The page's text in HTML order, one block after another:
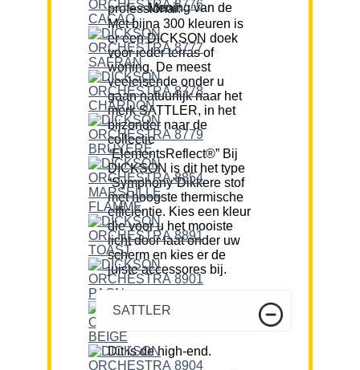
Mening van de professional:
Met bijna 300 kleuren is
er een DICKSON doek
voor ieder terras of
woning. De meest
veeleisende onder u
gaan natuurlijk naar het
merk SATTLER, in het
bijzonder naar de
collectie
“ElementsReflect®” Bij
DICKSON is dit het type
“Symphony”Dikkere stof
met hoogste thermische
efficiëntie. Kies een kleur
die voor u het mooiste
licht door laat onder uw
scherm en kies er de
juiste accessores bij.
SATTLER
Dit is de high-end.